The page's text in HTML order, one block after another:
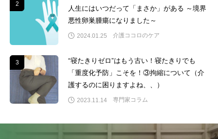
2
人生にはいつだって「まさか」がある ～境界
悪性卵巣腫瘍になりました～
2024.01.25 介護ココロのケア
3
“寝たきりゼロ”はもう古い！寝たきりでも
「重度化予防」こそを！③拘縮について（介
護するのに困りますよね、、）
2023.11.14 専門家コラム